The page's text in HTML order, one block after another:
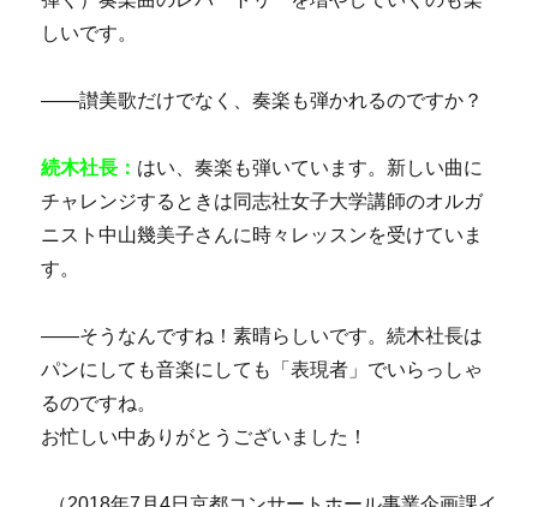
しいです。
――讃美歌だけでなく、奏楽も弾かれるのですか？
続木社長： はい、奏楽も弾いています。新しい曲に
チャレンジするときは同志社女子大学講師のオルガ
ニスト中山幾美子さんに時々レッスンを受けていま
す。
――そうなんですね！素晴らしいです。続木社長は
パンにしても音楽にしても「表現者」でいらっしゃ
るのですね。
お忙しい中ありがとうございました！